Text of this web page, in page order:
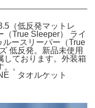
（低反発マットレ
True Sleeper） ライ
ルースリーパー（True
低反発。新品未使用
しております。外装箱
。
タオルケット